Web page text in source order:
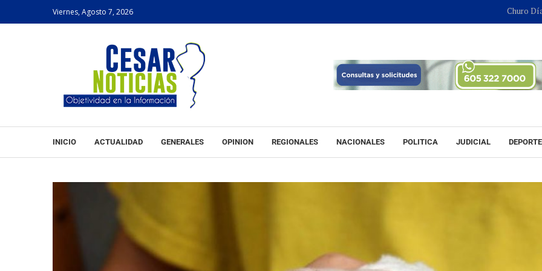
Viernes, Agosto 7, 2026 Churo Díaz
INICIO ACTUALIDAD GENERALES OPINION REGIONALES NACIONALES POLITICA JUDICIAL